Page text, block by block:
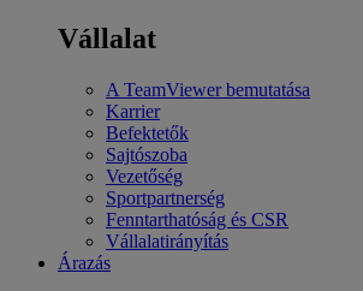
Vállalat
A TeamViewer bemutatása
Karrier
Befektetők
Sajtószoba
Vezetőség
Sportpartnerség
Fenntarthatóság és CSR
Vállalatirányítás
Árazás